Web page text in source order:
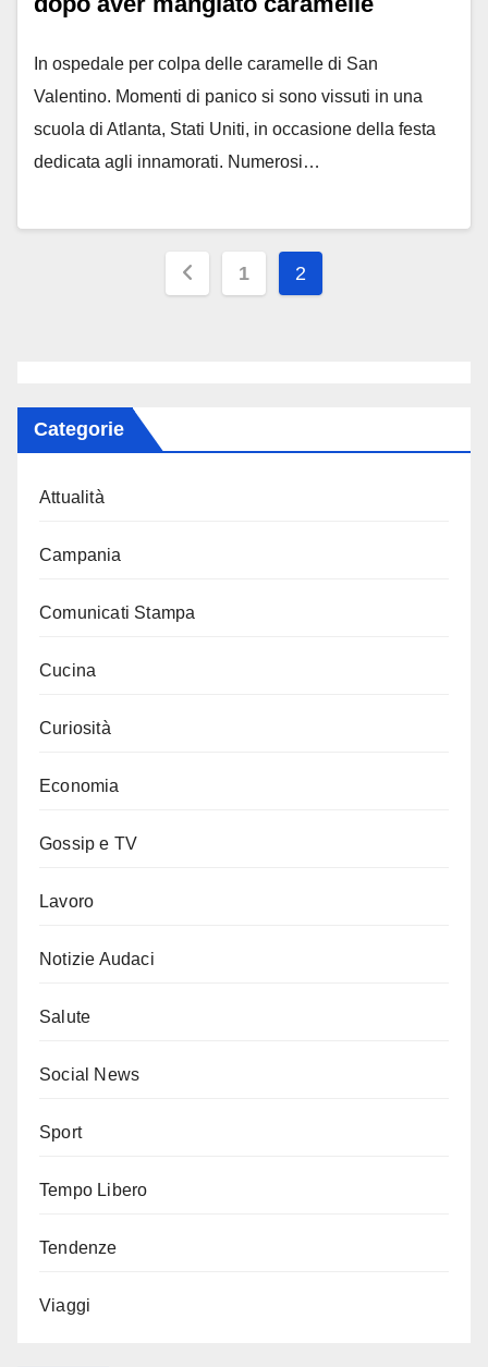
In ospedale per colpa delle caramelle di San
Valentino. Momenti di panico si sono vissuti in una
scuola di Atlanta, Stati Uniti, in occasione della festa
dedicata agli innamorati. Numerosi…
Paginazione
1 2
Categorie
Attualità
Campania
Comunicati Stampa
Cucina
Curiosità
Economia
Gossip e TV
Lavoro
Notizie Audaci
Salute
Social News
Sport
Tempo Libero
Tendenze
Viaggi